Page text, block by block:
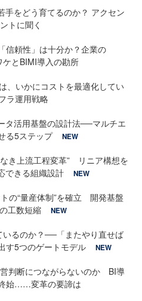
手をどう育てるのか？ アクセン
トに聞く
信頼性」は十分か？企業の
とBIMI導入の勘所
、いかにコストを最適化してい
ラ運用戦略
タ活用基盤の設計法──マルチエ
る5ステップ
NEW
き上流工程変革” リニア構想を
できる組織設計
NEW
の“量産体制”を確立 開発基盤
工数短縮
NEW
いるのか？──「またやり直せば
す5つのゲートモデル
NEW
判断につながらないのか BI導
始……変革の要諦は